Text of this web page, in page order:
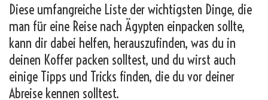
Diese umfangreiche Liste der wichtigsten Dinge, die
man für eine Reise nach Ägypten einpacken sollte,
kann dir dabei helfen, herauszufinden, was du in
deinen Koffer packen solltest, und du wirst auch
einige Tipps und Tricks finden, die du vor deiner
Abreise kennen solltest.